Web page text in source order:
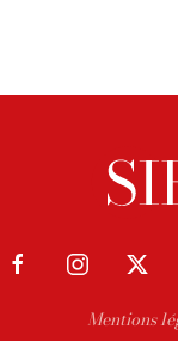
Mentions